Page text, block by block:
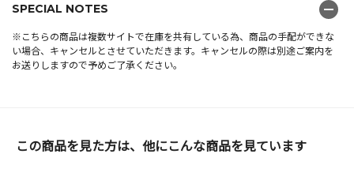
SPECIAL NOTES
※こちらの商品は複数サイトで在庫を共有している為、商品の手配ができな
い場合、キャンセルとさせていただきます。キャンセルの際は別途ご案内を
お送りしますので予めご了承ください。
この商品を見た方は、他にこんな商品を見ています